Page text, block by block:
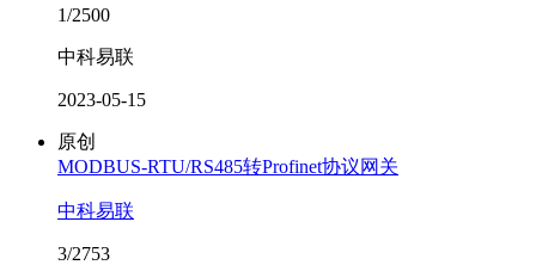
1/2500
中科易联
2023-05-15
原创
MODBUS-RTU/RS485转Profinet协议网关
中科易联
3/2753